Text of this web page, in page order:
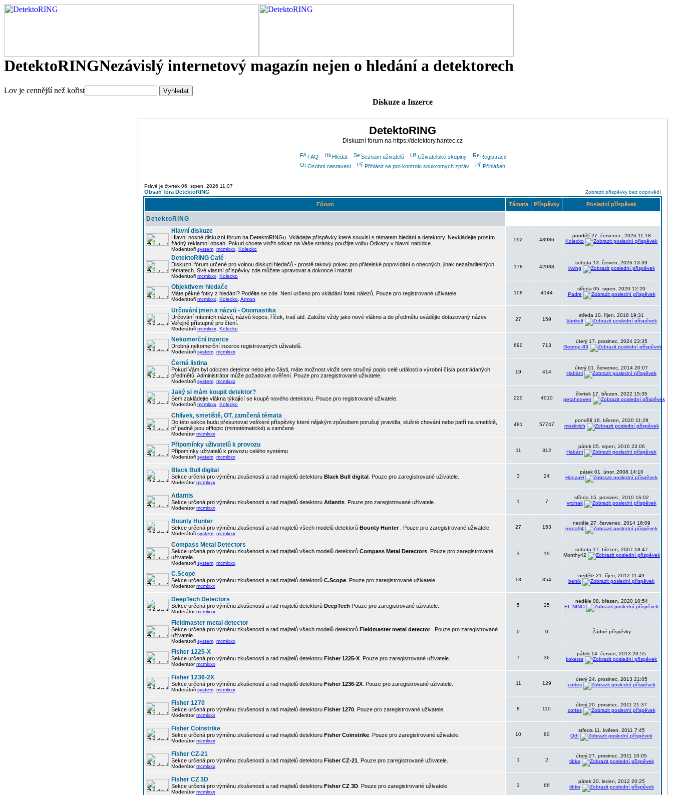
DetektoRINGNezávislý internetový magazín nejen o hledání a detektorech
Lov je cennější než kořist
Diskuze a Inzerce
DetektoRING
Diskuzní fórum na https://detektory.hantec.cz
FAQ Hledat Seznam uživatelů Uživatelské skupiny
Registrace
Osobní nastavení
Přihlásit se pro kontrolu soukromých zpráv Přihlášení
Právě je čtvrtek 06. srpen, 2026 11:07
Obsah fóra DetektoRING Zobrazit příspěvky bez odpovědí
Fórum Témata Příspěvky Poslední příspěvek
DetektoRING
Hlavní diskuze
Hlavní nosné diskuzní fórum na DetektoRINGu. Vkládejte příspěvky které souvisí s tématem hledání a detektory. Nevkládejte prosím
žádný reklamní obsah. Pokud chcete vložit odkaz na Vaše stránky použijte volbu Odkazy v hlavní nabídce.
Moderátoři system mcmlxxx Kolecko
592 43986
pondělí 27. červenec, 2026 11:18
Kolecko
DetektoRING Café
Diskuzní fórum určené pro volnou diskuzi hledačů - prostě takový pokec pro přátelské popovídání o obecných, jinak nezařaditelných
tématech. Své vlastní příspěvky zde můžete upravovat a dokonce i mazat.
Moderátoři mcmlxxx Kolecko
178 42088
sobota 13. červen, 2026 13:39
irwing
Objektivem hledače
Máte pěkné fotky z hledání? Podělte se zde. Není určeno pro vkládání fotek nálezů, Pouze pro registrované uživatele
Moderátoři mcmlxxx Kolecko Armon
108 4144
středa 05. srpen, 2020 12:20
Padre
Určování jmen a názvů - Onomastika
Určování místních názvů, názvů kopcu, říček, tratí atd. Založte vždy jako nové vlákno a do předmětu uvádějte dotazovaný název.
Veřejně přístupné pro čtení.
Moderátoři mcmlxxx Kolecko
27 159
středa 10. říjen, 2018 19:31
Vankelt
Nekomerční inzerce
Drobná nekomerční inzerce registrovaných uživatelů.
Moderátoři system mcmlxxx
690 713
úterý 17. prosinec, 2024 23:35
George-83
Černá listina
Pokud Vám byl odcizen detektor nebo jeho části, máte možnost vložit sem stručný popis celé události a výrobní čísla postrádaných
předmětů. Administrátor může požadovat ověření. Pouze pro zaregistrované uživatele.
Moderátoři system mcmlxxx
19 414
úterý 01. červenec, 2014 20:07
Habáni
Jaký si mám koupit detektor?
Sem zakládejte vlákna týkající se koupě nového detektoru. Pouze pro registrované uživatele.
Moderátoři mcmlxxx Kolecko
220 4010
čtvrtek 17. březen, 2022 15:35
petaheaven
Chlívek, smetiště, OT, zamčená témata
Do této sekce budu přesunovat veškeré příspěvky které nějakým způsobem porušují pravidla, slušné chování nebo patří na smetiště,
případně jsou offtopic (mimotématické) a zamčené
Moderátormcmlxxx
481 57747
pondělí 16. březen, 2020 11:29
moskvich
Připomínky uživatelů k provozu
Připomínky uživatelů k provozu celého systému
Moderátoři system mcmlxxx
11 312
pátek 05. srpen, 2016 23:06
Habáni
Black Bull digital
Sekce určená pro výměnu zkušeností a rad majitelů detektoru Black Bull digital . Pouze pro zaregistrované uživatele.
Moderátormcmlxxx
3 24
pátek 01. únor, 2008 14:10
HonzaH
Atlantis
Sekce určená pro výměnu zkušeností a rad majitelů detektoru Atlantis . Pouze pro zaregistrované uživatele.
Moderátormcmlxxx
1 7
středa 15. prosinec, 2010 16:02
vrcinak
Bounty Hunter
Sekce určená pro výměnu zkušeností a rad majitelů všech modelů detektorů Bounty Hunter . Pouze pro zaregistrované uživatele.
Moderátoři system mcmlxxx
27 153
neděle 27. červenec, 2014 16:09
mirda94
Compass Metal Detectors
Sekce určená pro výměnu zkušeností a rad majitelů všech modelů detektorů Compass Metal Detectors . Pouze pro zaregistrované
uživatele.
Moderátoři system mcmlxxx
3 19
sobota 17. březen, 2007 18:47
Monthy42
C.Scope
Sekce určená pro výměnu zkušeností a rad majitelů detektorů C.Scope . Pouze pro zaregistrované uživatele.
Moderátormcmlxxx
18 354
neděle 21. říjen, 2012 11:49
benik
DeepTech Detectors
Sekce určená pro výměnu zkušeností a rad majitelů detektorů DeepTech Pouze pro zaregistrované uživatele.
Moderátormcmlxxx
5 25
neděle 08. březen, 2020 10:54
EL NINO
Fieldmaster metal detector
Sekce určená pro výměnu zkušeností a rad majitelů všech modelů detektorů Fieldmaster metal detector. Pouze pro zaregistrované
uživatele.
Moderátoři system mcmlxxx
0 0 Žádné příspěvky
Fisher 1225-X
Sekce určená pro výměnu zkušeností a rad majitelů detektoru Fisher 1225-X . Pouze pro zaregistrované uživatele.
Moderátormcmlxxx
7 36
pátek 14. červen, 2013 20:55
kokerss
Fisher 1236-2X
Sekce určená pro výměnu zkušeností a rad majitelů detektoru Fisher 1236-2X . Pouze pro zaregistrované uživatele.
Moderátoři system mcmlxxx
11 129
úterý 24. prosinec, 2013 21:05
cortes
Fisher 1270
Sekce určená pro výměnu zkušeností a rad majitelů detektoru Fisher 1270 . Pouze pro zaregistrované uživatele.
Moderátormcmlxxx
8 110
úterý 20. prosinec, 2011 21:37
cortes
Fisher Coinstrike
Sekce určená pro výměnu zkušeností a rad majitelů detektoru Fisher Coinstrike . Pouze pro zaregistrované uživatele.
Moderátormcmlxxx
10 80
středa 11. květen, 2011 7:45
Qth
Fisher CZ-21
Sekce určená pro výměnu zkušeností a rad majitelů detektoru Fisher CZ-21 . Pouze pro zaregistrované uživatele.
Moderátormcmlxxx
1 2
úterý 27. prosinec, 2011 10:05
tibko
Fisher CZ 3D
Sekce určená pro výměnu zkušeností a rad majitelů detektoru Fisher CZ 3D . Pouze pro zaregistrované uživatele.
Moderátormcmlxxx
3 66
pátek 20. leden, 2012 20:25
tibko